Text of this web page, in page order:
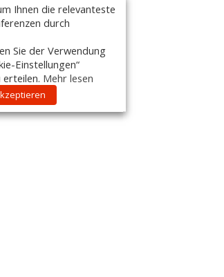
Ihnen die relevanteste
durch
Sie der Verwendung
Einstellungen“
Mehr lesen